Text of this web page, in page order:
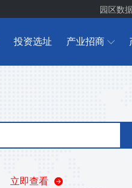
园区数
投资选址 产业招商
立即查看